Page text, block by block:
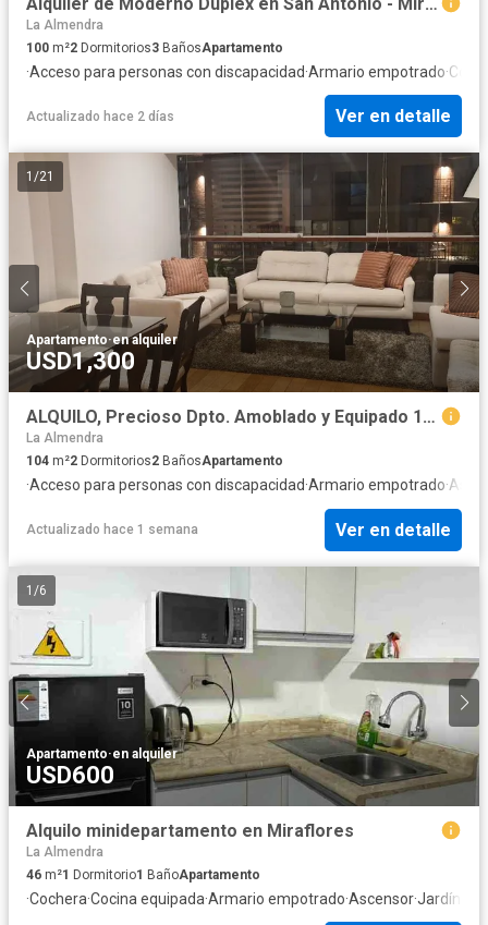
La Almendra
100 m²2 Dormitorios3 BañosApartamento
·Acceso para personas con discapacidad·Armario empotrado·
Actualizado hace 2 días Ver en detalle
1 /21
Apartamento·en alquiler
USD1,300
ALQUILO, Precioso Dpto. Amoblado y Equipado 104mts. 2dorm. 1estac. Calle Manco Capac 811, Miraflores
La Almendra
104 m²2 Dormitorios2 BañosApartamento
·Acceso para personas con discapacidad·Armario empotrado·
Actualizado hace 1 semana Ver en detalle
1 /6
Apartamento·en alquiler
USD600
Alquilo minidepartamento en Miraflores
La Almendra
46 m²1 Dormitorio1 BañoApartamento
·Cochera·Cocina equipada·Armario empotrado·Ascensor·Jardín